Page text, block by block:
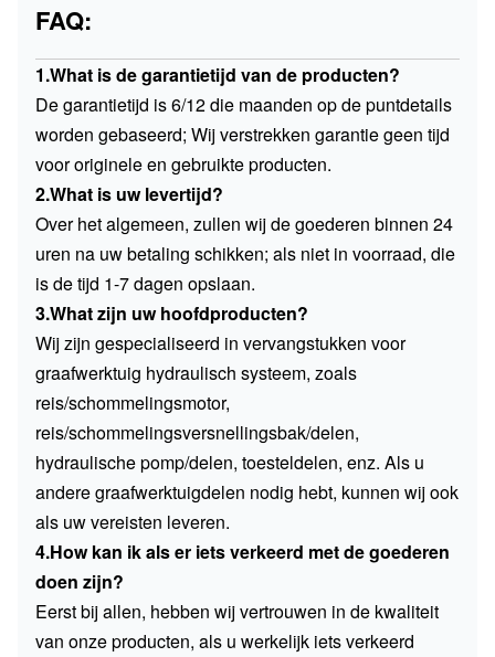
FAQ:
1.What is de garantietijd van de producten?
De garantietijd is 6/12 die maanden op de puntdetails
worden gebaseerd; Wij verstrekken garantie geen tijd
voor originele en gebruikte producten.
2.What is uw levertijd?
Over het algemeen, zullen wij de goederen binnen 24
uren na uw betaling schikken; als niet in voorraad, die
is de tijd 1-7 dagen opslaan.
3.What zijn uw hoofdproducten?
Wij zijn gespecialiseerd in vervangstukken voor
graafwerktuig hydraulisch systeem, zoals
reis/schommelingsmotor,
reis/schommelingsversnellingsbak/delen,
hydraulische pomp/delen, toesteldelen, enz. Als u
andere graafwerktuigdelen nodig hebt, kunnen wij ook
als uw vereisten leveren.
4.How kan ik als er iets verkeerd met de goederen
doen zijn?
Eerst bij allen, hebben wij vertrouwen in de kwaliteit
van onze producten, als u werkelijk iets verkeerd